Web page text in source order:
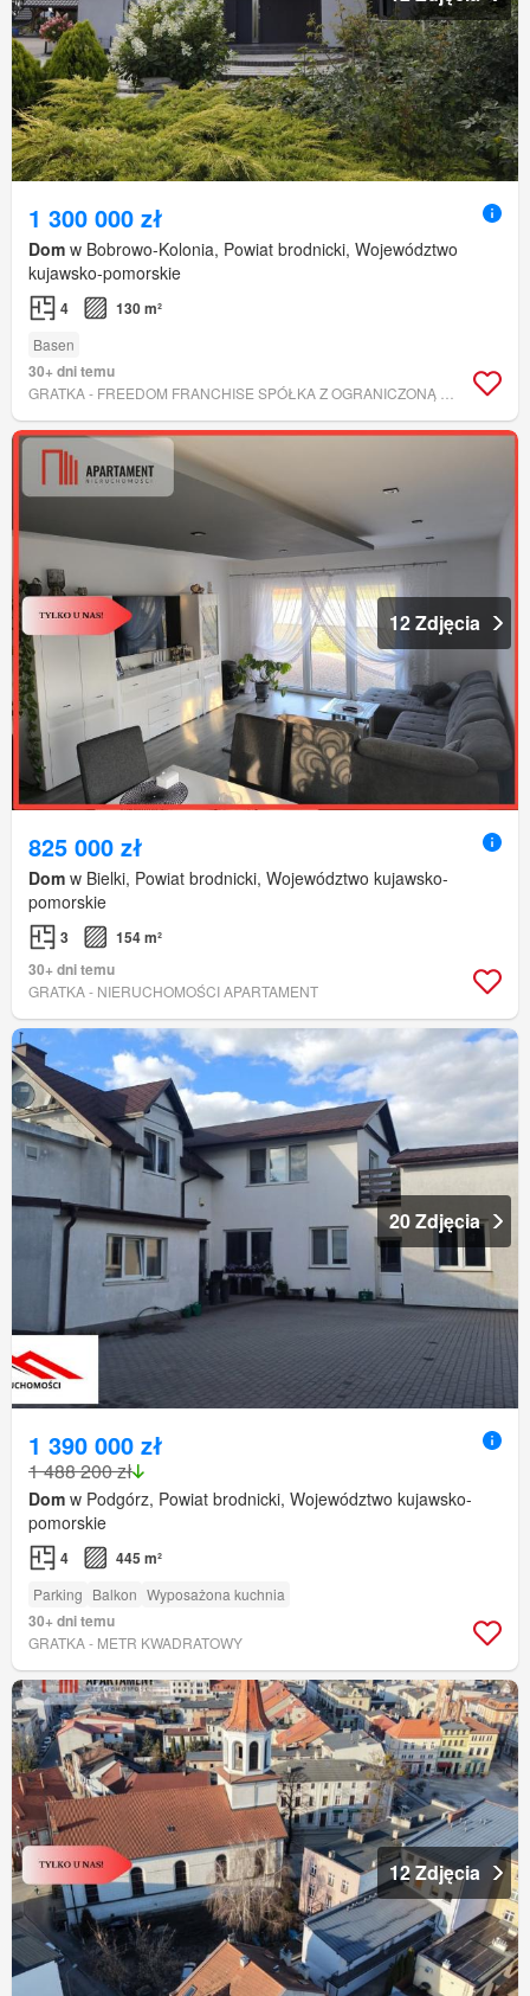
1 300 000 zł
Dom w Bobrowo-Kolonia, Powiat brodnicki, Województwo
kujawsko-pomorskie
4 130 m²
Basen
30+ dni temu
12 Zdjęcia
825 000 zł
Dom w Bielki, Powiat brodnicki, Województwo kujawsko-
pomorskie
3
154 m²
30+ dni temu
GRATKA - NIERUCHOMOŚCI APARTAMENT
20 Zdjęcia
1 390 000 zł
1 488 200 zł
Dom w Podgórz, Powiat brodnicki, Województwo kujawsko-
pomorskie
4 445 m²
Parking Balkon Wyposażona kuchnia
30+ dni temu
GRATKA - METR KWADRATOWY
12 Zdjęcia